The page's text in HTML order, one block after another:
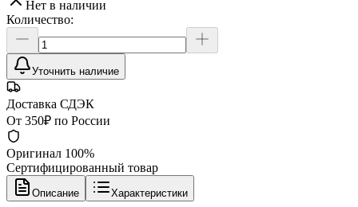
Нет в наличии
Количество:
Уточнить наличие
Доставка СДЭК
От 350₽ по России
Оригинал 100%
Сертифицированный товар
Описание Характеристики